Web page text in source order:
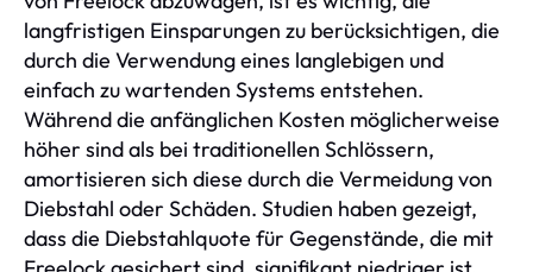
langfristigen Einsparungen zu berücksichtigen, die
durch die Verwendung eines langlebigen und
einfach zu wartenden Systems entstehen.
Während die anfänglichen Kosten möglicherweise
höher sind als bei traditionellen Schlössern,
amortisieren sich diese durch die Vermeidung von
Diebstahl oder Schäden. Studien haben gezeigt,
dass die Diebstahlquote für Gegenstände, die mit